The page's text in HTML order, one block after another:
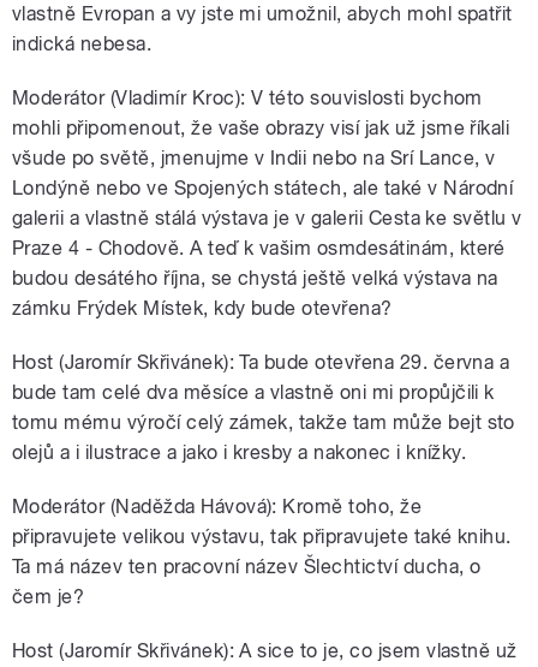
vlastně Evropan a vy jste mi umožnil, abych mohl spatřit
indická nebesa.
Moderátor (Vladimír Kroc): V této souvislosti bychom
mohli připomenout, že vaše obrazy visí jak už jsme říkali
všude po světě, jmenujme v Indii nebo na Srí Lance, v
Londýně nebo ve Spojených státech, ale také v Národní
galerii a vlastně stálá výstava je v galerii Cesta ke světlu v
Praze 4 - Chodově. A teď k vašim osmdesátinám, které
budou desátého října, se chystá ještě velká výstava na
zámku Frýdek Místek, kdy bude otevřena?
Host (Jaromír Skřivánek): Ta bude otevřena 29. června a
bude tam celé dva měsíce a vlastně oni mi propůjčili k
tomu mému výročí celý zámek, takže tam může bejt sto
olejů a i ilustrace a jako i kresby a nakonec i knížky.
Moderátor (Naděžda Hávová): Kromě toho, že
připravujete velikou výstavu, tak připravujete také knihu.
Ta má název ten pracovní název Šlechtictví ducha, o
čem je?
Host (Jaromír Skřivánek): A sice to je, co jsem vlastně už